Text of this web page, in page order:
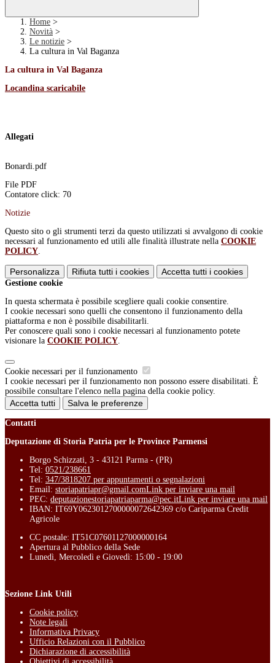
Home >
Novità >
Le notizie >
La cultura in Val Baganza
La cultura in Val Baganza
Locandina scaricabile
Allegati
Bonardi.pdf
File PDF
Contatore click: 70
Notizie
Questo sito o gli strumenti terzi da questo utilizzati si avvalgono di cookie
necessari al funzionamento ed utili alle finalità illustrate nella COOKIE
POLICY.
Personalizza Rifiuta tutti i cookies Accetta tutti i cookies
Gestione cookie
In questa schermata è possibile scegliere quali cookie consentire.
I cookie necessari sono quelli che consentono il funzionamento della
piattaforma e non è possibile disabilitarli.
Per conoscere quali sono i cookie necessari al funzionamento potete
visionare la COOKIE POLICY.
Cookie necessari per il funzionamento
I cookie necessari per il funzionamento non possono essere disabilitati. È
possibile consultare l'elenco nella pagina della cookie policy.
Accetta tutti Salva le preferenze
Contatti
Deputazione di Storia Patria per le Province Parmensi
Borgo Schizzati, 3 - 43121 Parma - (PR)
Tel: 0521/238661
Tel: 347/3818207 per appuntamenti o segnalazioni
Email: storiapatriapr@gmail.comLink per inviare una mail
PEC: deputazionestoriapatriaparma@pec.itLink per inviare una mail
IBAN: IT69Y0623012700000072642369 c/o Cariparma Credit
Agricole
CC postale: IT51C07601127000000164
Apertura al Pubblico della Sede
Lunedì, Mercoledì e Giovedì: 15:00 - 19:00
Sezione Link Utili
Cookie policy
Note legali
Informativa Privacy
Ufficio Relazioni con il Pubblico
Dichiarazione di accessibilità